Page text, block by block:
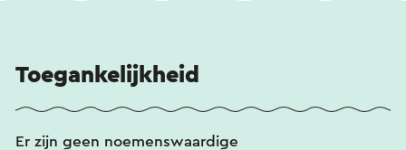
Toegankelijkheid
Er zijn geen noemenswaardige